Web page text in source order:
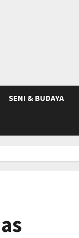
SENI & BUDAYA